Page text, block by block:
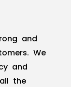
and
We
and
the